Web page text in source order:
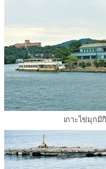
เกาะไข่มุกมิ